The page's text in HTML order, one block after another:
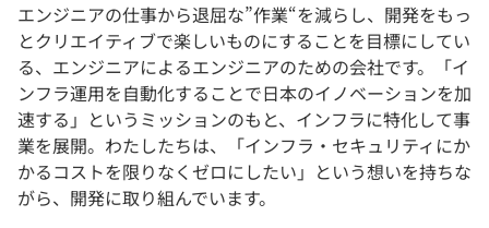
エンジニアの仕事から退屈な”作業“を減らし、開発をもっ
とクリエイティブで楽しいものにすることを目標にしてい
る、エンジニアによるエンジニアのための会社です。「イ
ンフラ運用を自動化することで日本のイノベーションを加
速する」というミッションのもと、インフラに特化して事
業を展開。わたしたちは、「インフラ・セキュリティにか
かるコストを限りなくゼロにしたい」という想いを持ちな
がら、開発に取り組んでいます。